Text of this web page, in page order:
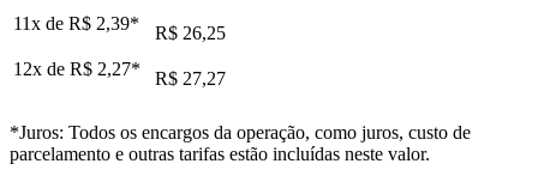
11x de R$ 2,39*
R$ 26,25
12x de R$ 2,27* R$ 27,27
*Juros: Todos os encargos da operação, como juros, custo de
parcelamento e outras tarifas estão incluídas neste valor.